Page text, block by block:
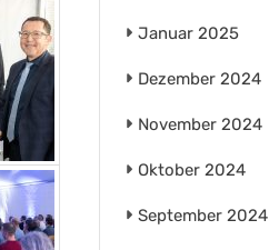
Januar 2025
Dezember 2024
November 2024
Oktober 2024
September 2024